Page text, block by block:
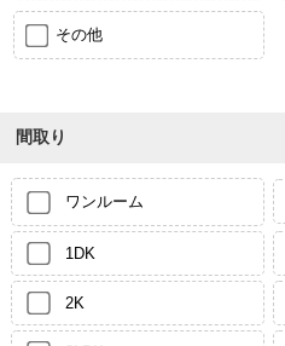
その他
間取り
ワンルーム
1DK
2K